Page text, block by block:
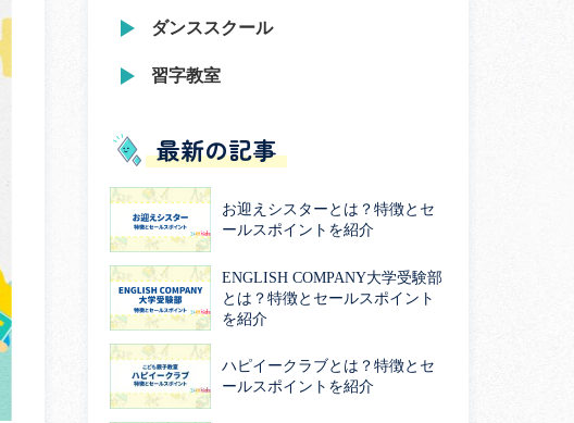
ダンススクール
習字教室
最新の記事
お迎えシスターとは？特徴とセ
ールスポイントを紹介
ENGLISH COMPANY大学受験部
とは？特徴とセールスポイント
を紹介
ハピイークラブとは？特徴とセ
ールスポイントを紹介